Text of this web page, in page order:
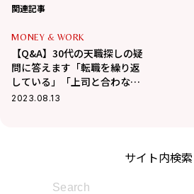
関連記事
MONEY & WORK
【Q&A】30代の天職探しの疑
問に答えます「転職を繰り返
している」「上司と合わな
い」「仕事がゆるい。もっと
2023.08.13
サイト内検索